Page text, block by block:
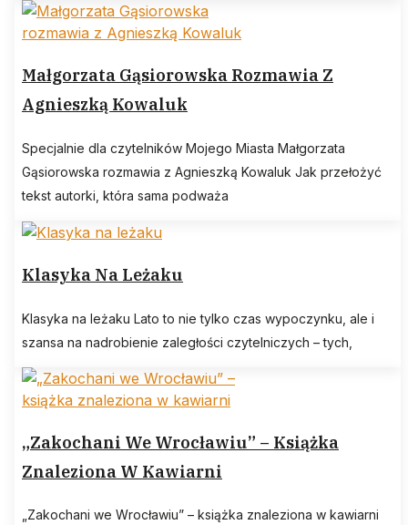
Małgorzata Gąsiorowska Rozmawia Z
Agnieszką Kowaluk
Specjalnie dla czytelników Mojego Miasta Małgorzata
Gąsiorowska rozmawia z Agnieszką Kowaluk Jak przełożyć
tekst autorki, która sama podważa
Klasyka Na Leżaku
Klasyka na leżaku Lato to nie tylko czas wypoczynku, ale i
szansa na nadrobienie zaległości czytelniczych – tych,
„Zakochani We Wrocławiu” – Książka
Znaleziona W Kawiarni
„Zakochani we Wrocławiu” – książka znaleziona w kawiarni